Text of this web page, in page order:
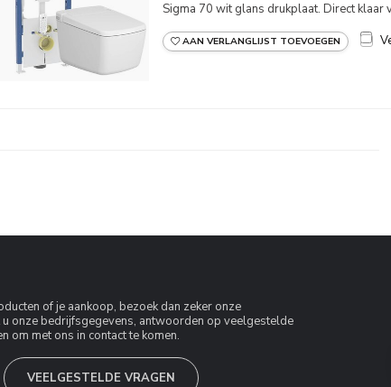
Sigma 70 wit glans drukplaat. Direct klaar
AAN VERLANGLIJST TOEVOEGEN
of je aankoop, bezoek dan zeker onze
onze bedrijfsgegevens, antwoorden op veelgestelde
om met ons in contact te komen.
VEELGESTELDE VRAGEN